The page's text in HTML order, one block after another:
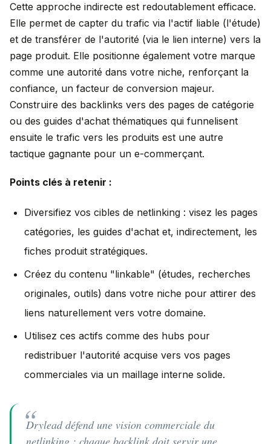
Cette approche indirecte est redoutablement efficace.
Elle permet de capter du trafic via l'actif liable (l'étude)
et de transférer de l'autorité (via le lien interne) vers la
page produit. Elle positionne également votre marque
comme une autorité dans votre niche, renforçant la
confiance, un facteur de conversion majeur.
Construire des backlinks vers des pages de catégorie
ou des guides d'achat thématiques qui funnelisent
ensuite le trafic vers les produits est une autre
tactique gagnante pour un e-commerçant.
Points clés à retenir :
Diversifiez vos cibles de netlinking : visez les pages
catégories, les guides d'achat et, indirectement, les
fiches produit stratégiques.
Créez du contenu "linkable" (études, recherches
originales, outils) dans votre niche pour attirer des
liens naturellement vers votre domaine.
Utilisez ces actifs comme des hubs pour
redistribuer l'autorité acquise vers vos pages
commerciales via un maillage interne solide.
Drylead défend une vision commerciale du